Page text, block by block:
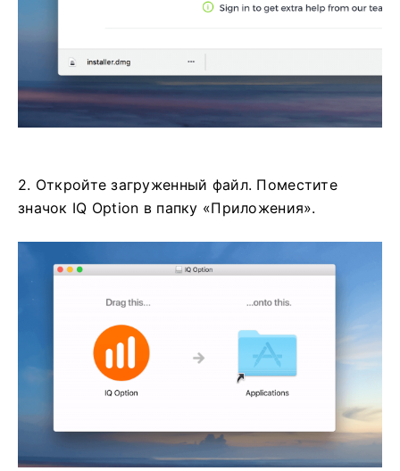
2. Откройте загруженный файл. Поместите
значок IQ Option в папку «Приложения».